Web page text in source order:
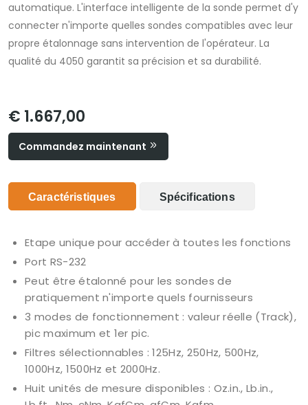
automatique. L'interface intelligente de la sonde permet d'y
connecter n'importe quelles sondes compatibles avec leur
propre étalonnage sans intervention de l'opérateur. La
qualité du 4050 garantit sa précision et sa durabilité.
€ 1.667,00
Commandez maintenant
Caractéristiques Spécifications
Etape unique pour accéder à toutes les fonctions
Port RS-232
Peut être étalonné pour les sondes de
pratiquement n'importe quels fournisseurs
3 modes de fonctionnement : valeur réelle (Track),
pic maximum et 1er pic.
Filtres sélectionnables : 125Hz, 250Hz, 500Hz,
1000Hz, 1500Hz et 2000Hz.
Huit unités de mesure disponibles : Oz.in., Lb.in.,